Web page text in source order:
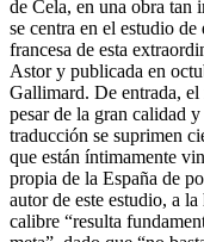
de Cela, en una obra tan
se centra en el estudio
francesa de esta
Astor y publicada en
Gallimard. De entrada, el
pesar de la gran calidad
traducción se suprimen
que están íntimamente
propia de la España de
autor de este estudio, a
calibre “resulta